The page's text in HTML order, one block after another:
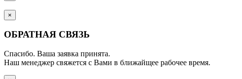
×
ОБРАТНАЯ СВЯЗЬ
Спасибо. Ваша заявка принята.
Наш менеджер свяжется с Вами в ближайщее рабочее время.